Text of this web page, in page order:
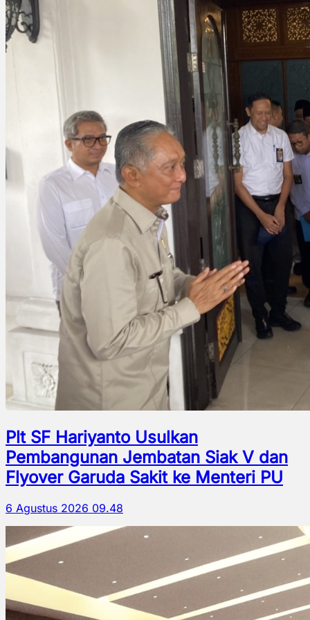
Plt SF Hariyanto Usulkan
Pembangunan Jembatan Siak V dan
Flyover Garuda Sakit ke Menteri PU
6 Agustus 2026 09.48